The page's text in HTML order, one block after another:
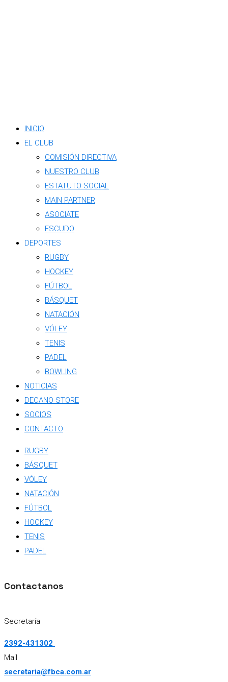
INICIO
EL CLUB
COMISIÓN DIRECTIVA
NUESTRO CLUB
ESTATUTO SOCIAL
MAIN PARTNER
ASOCIATE
ESCUDO
DEPORTES
RUGBY
HOCKEY
FÚTBOL
BÁSQUET
NATACIÓN
VÓLEY
TENIS
PADEL
BOWLING
NOTICIAS
DECANO STORE
SOCIOS
CONTACTO
RUGBY
BÁSQUET
VÓLEY
NATACIÓN
FÚTBOL
HOCKEY
TENIS
PADEL
Contactanos
Secretaría
2392-431302
Mail
secretaria@fbca.com.ar